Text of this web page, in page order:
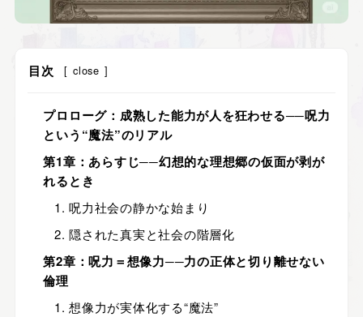
目次 [ close ]
プロローグ：成熟した能力が人を狂わせる──呪力
という“魔法”のリアル
第1章：あらすじ──幻想的な理想郷の仮面が剥が
れるとき
1. 呪力社会の静かな始まり
2. 隠された真実と社会の階層化
第2章：呪力＝想像力──力の正体と切り離せない
倫理
1. 想像力が実体化する“魔法”